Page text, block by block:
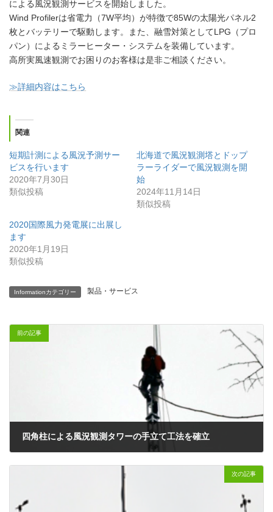
による風況観測サービスを開始しました。
Wind Profilerは省電力（7W平均）が特徴で85Wの太陽光パネル2
枚とバッテリーで駆動します。また、融雪対策としてLPG（プロ
パン）によるミラーヒーター・システムを装備しています。
高所実風速観測でお困りのお客様は是非ご相談ください。
≫詳細内容はこちら
関連
短期計測による風況予測サー
ビスを行います
2020年7月30日
類似投稿
北海道で風況観測塔とドップ
ラーライダーで風況観測を開
始
2024年11月14日
類似投稿
2020国際風力発電展に出展し
ます
2020年1月19日
類似投稿
Informationカテゴリー 製品・サービス
前の記事
四角柱による風況観測タワーの手立て工法を確立
次の記事